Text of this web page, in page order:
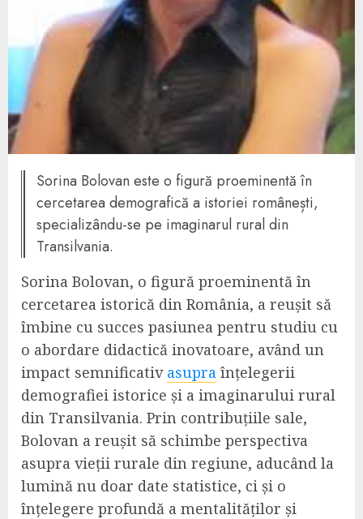
Sorina Bolovan este o figură proeminentă în
cercetarea demografică a istoriei românești,
specializându-se pe imaginarul rural din
Transilvania.
Sorina Bolovan, o figură proeminentă în
cercetarea istorică din România, a reușit să
îmbine cu succes pasiunea pentru studiu cu
o abordare didactică inovatoare, având un
impact semnificativ asupra înțelegerii
demografiei istorice și a imaginarului rural
din Transilvania. Prin contribuțiile sale,
Bolovan a reușit să schimbe perspectiva
asupra vieții rurale din regiune, aducând la
lumină nu doar date statistice, ci și o
înțelegere profundă a mentalităților și